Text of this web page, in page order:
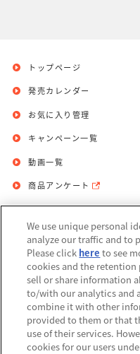
トップページ
発売カレンダー
お気に入り管理
キャンペーン一覧
動画一覧
商品アンケート
お問い合わせ
利用規約
Do Not
アレルギー情報
We use unique personal
analyze our traffic and to
Please click here to see
cookies and the retention
sell or share information
to/with our analytics and
combine it with other
provided to them or that
use of their services.
cookies for our users